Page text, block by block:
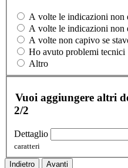
A volte le indicazioni non
A volte le indicazioni non
A volte non capivo se
Ho avuto problemi tecnici
Altro
Vuoi aggiungere altri
2/2
Dettaglio
caratteri
Indietro Avanti